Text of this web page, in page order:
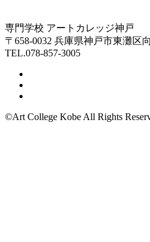
専門学校 アートカレッジ神戸
〒658-0032 兵庫県神戸市東灘区
TEL.078-857-3005
©Art College Kobe All Rights